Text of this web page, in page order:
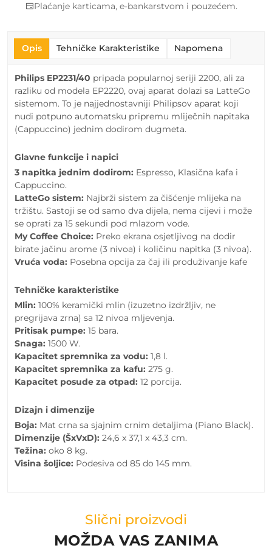
Plaćanje karticama, e-bankarstvom i pouzećem.
Opis Tehničke Karakteristike Napomena
Philips EP2231/40 pripada popularnoj seriji 2200, ali za
razliku od modela EP2220, ovaj aparat dolazi sa LatteGo
sistemom. To je najjednostavniji Philipsov aparat koji
nudi potpuno automatsku pripremu mliječnih napitaka
(Cappuccino) jednim dodirom dugmeta.
Glavne funkcije i napici
3 napitka jednim dodirom: Espresso, Klasična kafa i
Cappuccino.
LatteGo sistem: Najbrži sistem za čišćenje mlijeka na
tržištu. Sastoji se od samo dva dijela, nema cijevi i može
se oprati za 15 sekundi pod mlazom vode.
My Coffee Choice: Preko ekrana osjetljivog na dodir
birate jačinu arome (3 nivoa) i količinu napitka (3 nivoa).
Vruća voda: Posebna opcija za čaj ili produživanje kafe
Tehničke karakteristike
Mlin: 100% keramički mlin (izuzetno izdržljiv, ne
pregrijava zrna) sa 12 nivoa mljevenja.
Pritisak pumpe: 15 bara.
Snaga: 1500 W.
Kapacitet spremnika za vodu: 1,8 l.
Kapacitet spremnika za kafu: 275 g.
Kapacitet posude za otpad: 12 porcija.
Dizajn i dimenzije
Boja: Mat crna sa sjajnim crnim detaljima (Piano Black).
Dimenzije (ŠxVxD): 24,6 x 37,1 x 43,3 cm.
Težina: oko 8 kg.
Visina šoljice: Podesiva od 85 do 145 mm.
Slični proizvodi
MOŽDA VAS ZANIMA